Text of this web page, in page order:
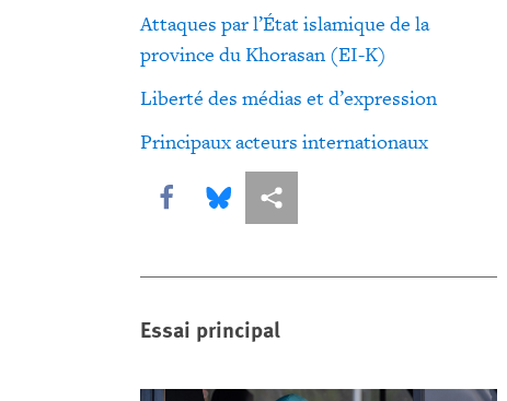
Attaques par l’État islamique de la
province du Khorasan (EI-K)
Liberté des médias et d’expression
Principaux acteurs internationaux
Share this via Facebook
Share this via Bluesky
Share this via Partagez
Essai principal